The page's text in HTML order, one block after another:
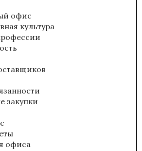
офис
культура
закупки
офиса